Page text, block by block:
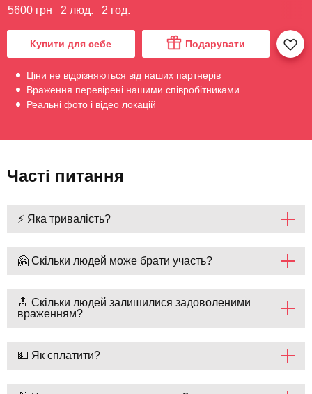
5600 грн 2 люд. 2 год.
Купити для себе Подарувати
Ціни не відрізняються від наших партнерів
Враження перевірені нашими співробітниками
Реальні фото і відео локацій
Часті питання
⚡ Яка тривалість?
🤗 Скільки людей може брати участь?
🔝 Скільки людей залишилися задоволеними
враженням?
💵 Як сплатити?